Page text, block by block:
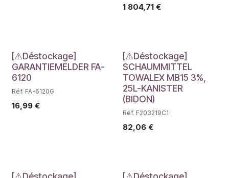
1 804,71€
Déstockage
[⚠Déstockage]
GARANTIEMELDER FA-
6120
Réf. FA-6120G
16,99 €
Déstockage
[⚠Déstockage]
SCHAUMMITTEL
TOWALEX MB15 3%,
25L-KANISTER
(BIDON)
Réf. F203219C1
82,06€